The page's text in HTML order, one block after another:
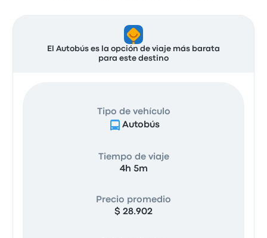
El Autobús es la opción de viaje más barata
para este destino
Tipo de vehículo
Autobús
Tiempo de viaje
4h 5m
Precio promedio
$ 28.902